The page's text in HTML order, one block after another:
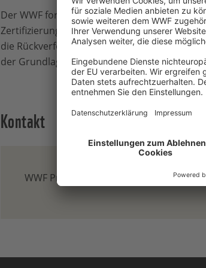
Der WWF fordert den MSC auf, den
Zertifizierung abzusehen. Stattdessen solle
die Rückverfolgbarkeit grundsätzlich zu
der Grundlage solider wissenschaftlicher
Kontakt
WWF Presse-Team